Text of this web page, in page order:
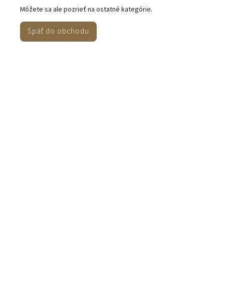
Môžete sa ale pozrieť na ostatné kategórie.
Späť do obchodu